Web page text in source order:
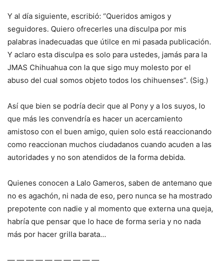
Y al día siguiente, escribió: “Queridos amigos y
seguidores. Quiero ofrecerles una disculpa por mis
palabras inadecuadas que útilce en mi pasada publicación.
Y aclaro esta disculpa es solo para ustedes, jamás para la
JMAS Chihuahua con la que sigo muy molesto por el
abuso del cual somos objeto todos los chihuenses”. (Sig.)
Así que bien se podría decir que al Pony y a los suyos, lo
que más les convendría es hacer un acercamiento
amistoso con el buen amigo, quien solo está reaccionando
como reaccionan muchos ciudadanos cuando acuden a las
autoridades y no son atendidos de la forma debida.
Quienes conocen a Lalo Gameros, saben de antemano que
no es agachón, ni nada de eso, pero nunca se ha mostrado
prepotente con nadie y al momento que externa una queja,
habría que pensar que lo hace de forma seria y no nada
más por hacer grilla barata…
— — — — — — — — — —